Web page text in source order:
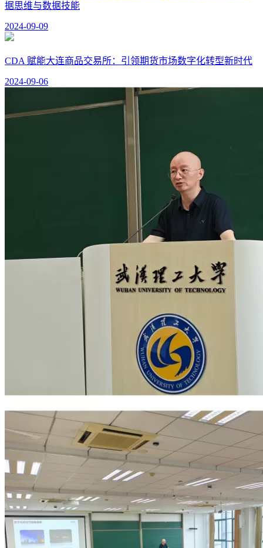
据思维与数据技能
2024-09-09
CDA 赋能大连商品交易所：引领期货市场数字化转型新时代
2024-09-06